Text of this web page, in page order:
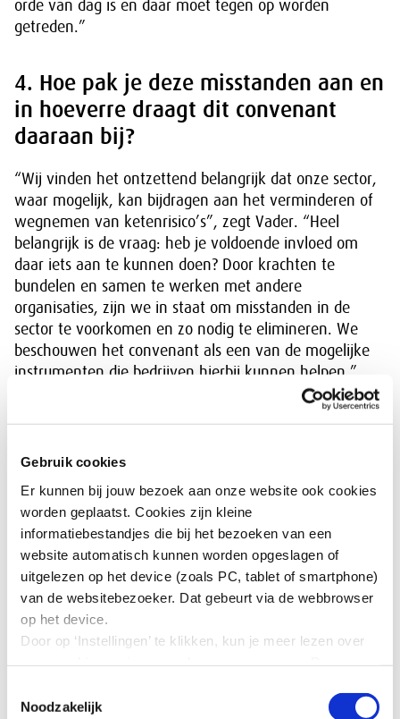
Gebruik cookies
Er kunnen bij jouw bezoek aan onze website ook cookies
worden geplaatst. Cookies zijn kleine
informatiebestandjes die bij het bezoeken van een
website automatisch kunnen worden opgeslagen of
uitgelezen op het device (zoals PC, tablet of smartphone)
van de websitebezoeker. Dat gebeurt via de webbrowser
op het device.
Door op ‘Instellingen’ te klikken, kun je meer lezen over
alle cookies zoals omschreven in onze cookieverklaring
Noodzakelijk
orde van dag is en daar moet tegen op worden
getreden.”
4. Hoe pak je deze misstanden aan en
in hoeverre draagt dit convenant
daaraan bij?
“Wij vinden het ontzettend belangrijk dat onze sector,
waar mogelijk, kan bijdragen aan het verminderen of
wegnemen van ketenrisico’s”, zegt Vader. “Heel
belangrijk is de vraag: heb je voldoende invloed om
daar iets aan te kunnen doen? Door krachten te
bundelen en samen te werken met andere
organisaties, zijn we in staat om misstanden in de
sector te voorkomen en zo nodig te elimineren. We
beschouwen het convenant als een van de mogelijke
instrumenten die bedrijven hierbij kunnen helpen.”
‘Door collectief op te trekken kunnen
bedrijven van elkaar leren’
“De meerwaarde van het convenant is om individuele
bedrijven te helpen inzicht te krijgen in hun
productieketen”, vult Appiah aan. “Met inzicht
bedoelen we in hoeverre risico’s zich ook daadwerkelijk
kunnen voordoen. Het blijkt in de praktijk vaak lastig
om een scherp beeld te krijgen van de totale
productieketen van grondstof tot eindproduct. Om daar
goed inzicht in te krijgen is het belangrijk dat bedrijven
daarover met elkaar in gesprek gaan en onderling
informatie uitwisselen. Door collectief op te trekken
kunnen zij van elkaar leren.